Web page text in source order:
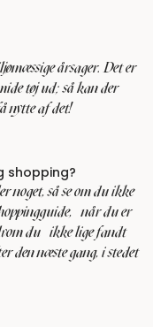
årsager. Det er
tøj ud; så kan der
nytte af det!
shopping?
noget, så se om du ikke
når du er
du ikke lige fandt
den næste gang, i stedet